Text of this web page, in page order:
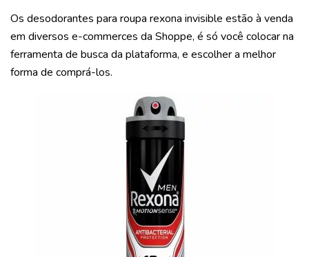
Os desodorantes para roupa rexona invisible estão à venda
em diversos e-commerces da Shoppe, é só você colocar na
ferramenta de busca da plataforma, e escolher a melhor
forma de comprá-los.